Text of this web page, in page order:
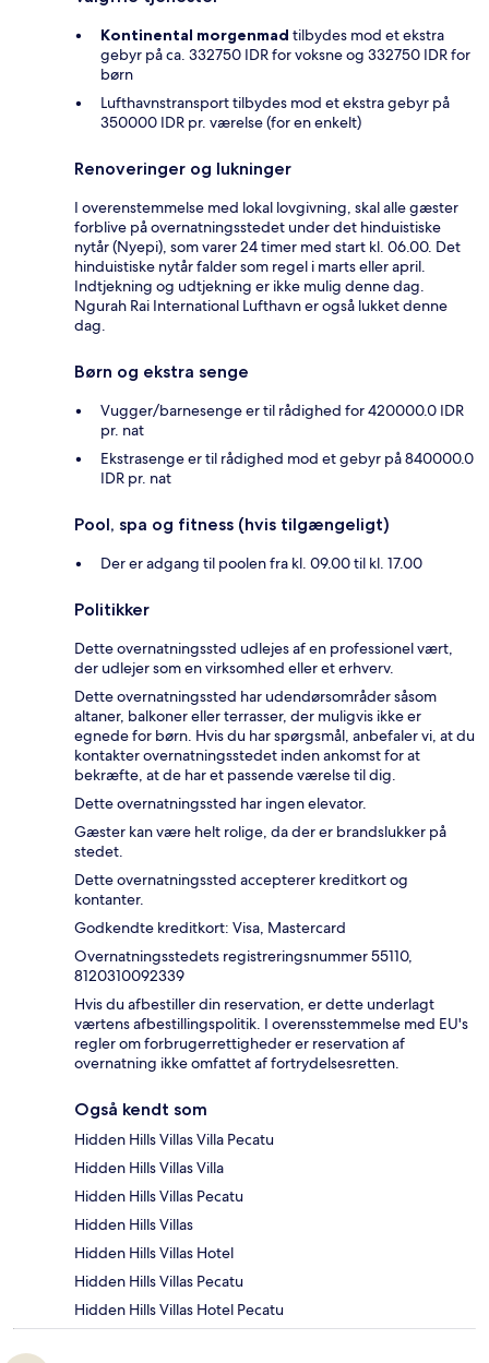
Kontinental morgenmad tilbydes mod et ekstra
gebyr på ca. 332750 IDR for voksne og 332750 IDR for
børn
Lufthavnstransport tilbydes mod et ekstra gebyr på
350000 IDR pr. værelse (for en enkelt)
Renoveringer og lukninger
I overenstemmelse med lokal lovgivning, skal alle gæster
forblive på overnatningsstedet under det hinduistiske
nytår (Nyepi), som varer 24 timer med start kl. 06.00. Det
hinduistiske nytår falder som regel i marts eller april.
Indtjekning og udtjekning er ikke mulig denne dag.
Ngurah Rai International Lufthavn er også lukket denne
dag.
Børn og ekstra senge
Vugger/barnesenge er til rådighed for 420000.0 IDR
pr. nat
Ekstrasenge er til rådighed mod et gebyr på 840000.0
IDR pr. nat
Pool, spa og fitness (hvis tilgængeligt)
Der er adgang til poolen fra kl. 09.00 til kl. 17.00
Politikker
Dette overnatningssted udlejes af en professionel vært,
der udlejer som en virksomhed eller et erhverv.
Dette overnatningssted har udendørsområder såsom
altaner, balkoner eller terrasser, der muligvis ikke er
egnede for børn. Hvis du har spørgsmål, anbefaler vi, at du
kontakter overnatningsstedet inden ankomst for at
bekræfte, at de har et passende værelse til dig.
Dette overnatningssted har ingen elevator.
Gæster kan være helt rolige, da der er brandslukker på
stedet.
Dette overnatningssted accepterer kreditkort og
kontanter.
Godkendte kreditkort: Visa, Mastercard
Overnatningsstedets registreringsnummer 55110,
8120310092339
Hvis du afbestiller din reservation, er dette underlagt
værtens afbestillingspolitik. I overensstemmelse med EU's
regler om forbrugerrettigheder er reservation af
overnatning ikke omfattet af fortrydelsesretten.
Også kendt som
Hidden Hills Villas Villa Pecatu
Hidden Hills Villas Villa
Hidden Hills Villas Pecatu
Hidden Hills Villas
Hidden Hills Villas Hotel
Hidden Hills Villas Pecatu
Hidden Hills Villas Hotel Pecatu